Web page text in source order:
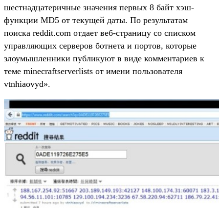
шестнадцатеричные значения первых 8 байт хэш-
функции MD5 от текущей даты. По результатам
поиска reddit.com отдает веб-страницу со списком
управляющих серверов ботнета и портов, которые
злоумышленники публикуют в виде комментариев к
теме minecraftserverlists от имени пользователя
vtnhiaovyd».